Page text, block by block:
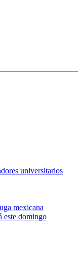
universitarios
mexicana
este domingo